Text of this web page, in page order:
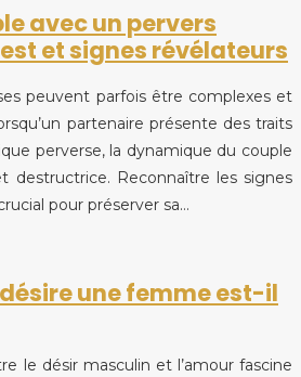
avec un pervers
et signes révélateurs
peuvent parfois être complexes et
partenaire présente des traits
perverse, la dynamique du couple
destructrice. Reconnaître les signes
pour préserver sa…
une femme est-il
le désir masculin et l’amour fascine